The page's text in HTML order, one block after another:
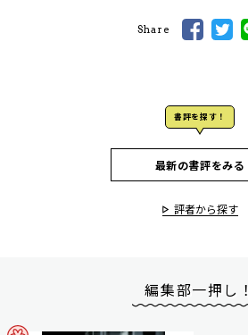
Share
書評を探す！
最新の書評をみる
評者から探す
編集部一押し！